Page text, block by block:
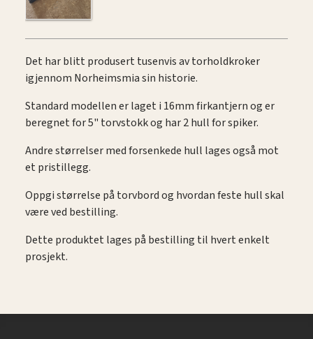
Det har blitt produsert tusenvis av torholdkroker
igjennom Norheimsmia sin historie.
Standard modellen er laget i 16mm firkantjern og er
beregnet for 5" torvstokk og har 2 hull for spiker.
Andre størrelser med forsenkede hull lages også mot
et pristillegg.
Oppgi størrelse på torvbord og hvordan feste hull skal
være ved bestilling.
Dette produktet lages på bestilling til hvert enkelt
prosjekt.